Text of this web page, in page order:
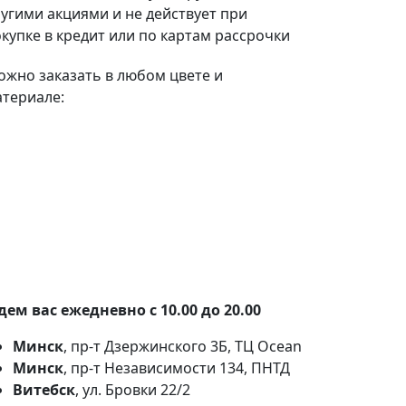
акциями и не действует при
в кредит или по картам рассрочки
заказать в любом цвете и
вас ежедневно с 10.00 до 20.00
Минск, пр-т Дзержинского 3Б, ТЦ Ocean
Минск, пр-т Независимости 134, ПНТД
Витебск, ул. Бровки 22/2